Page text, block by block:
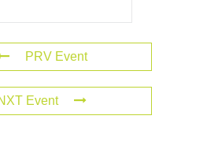
PRV Event
Event